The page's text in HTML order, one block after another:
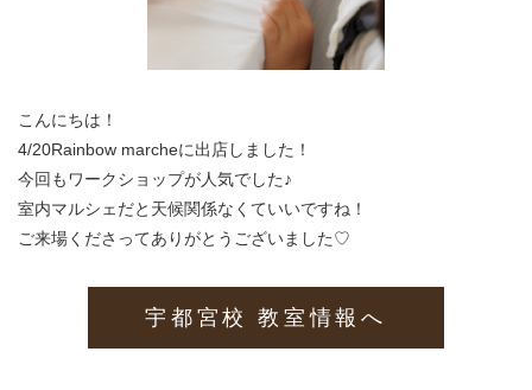
こんにちは！
4/20Rainbow marcheに出店しました！
今回もワークショップが人気でした♪
室内マルシェだと天候関係なくていいですね！
ご来場くださってありがとうございました♡
宇都宮校 教室情報へ